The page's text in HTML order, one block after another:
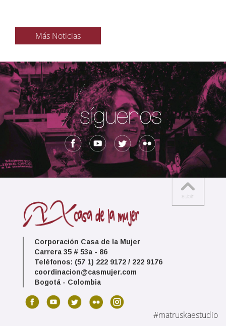
Más Noticias
Corporación Casa de la Mujer
Carrera 35 # 53a - 86
Teléfonos: (57 1) 222 9172 / 222 9176
coordinacion@casmujer.com
Bogotá - Colombia
#matruskaestudio